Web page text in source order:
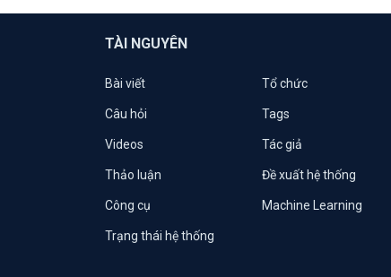
TÀI NGUYÊN
Bài viết Tổ chức
Câu hỏi Tags
Videos Tác giả
Thảo luận Đề xuất hệ thống
Công cụ Machine Learning
Trạng thái hệ thống